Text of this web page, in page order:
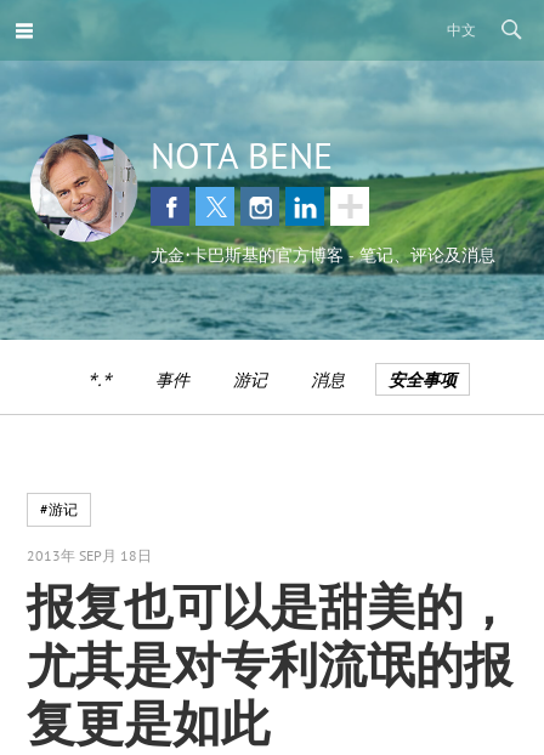
中文
NOTA BENE
尤金•卡巴斯基的官方博客 - 笔记、评论及消息
*.* 事件 游记 消息 安全事项
#游记
2013年 SEP月 18日
报复也可以是甜美的，
尤其是对专利流氓的报
复更是如此